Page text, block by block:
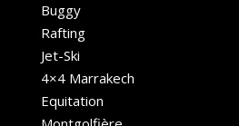
Buggy
Rafting
Jet-Ski
4×4 Marrakech
Equitation